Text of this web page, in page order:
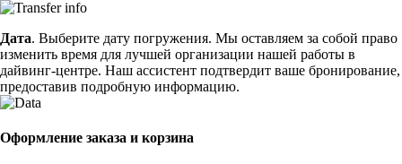
Дата. Выберите дату погружения. Мы оставляем за собой право
изменить время для лучшей организации нашей работы в
дайвинг-центре. Наш ассистент подтвердит ваше бронирование,
предоставив подробную информацию.
Оформление заказа и корзина